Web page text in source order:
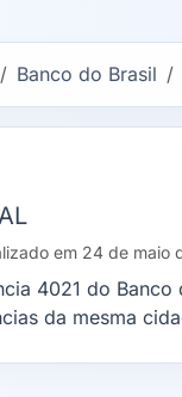
Banco do Brasil
em 24 de maio
4021 do
da mesma